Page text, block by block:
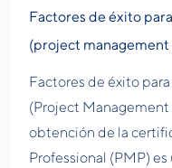
Factores de éxito
(project management
Factores de éxito
(Project
obtención de la
Professional (PMP)